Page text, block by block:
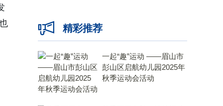
精彩推荐
一起“趣”运动 ——眉山市
彭山区启航幼儿园2025年
秋季运动会活动